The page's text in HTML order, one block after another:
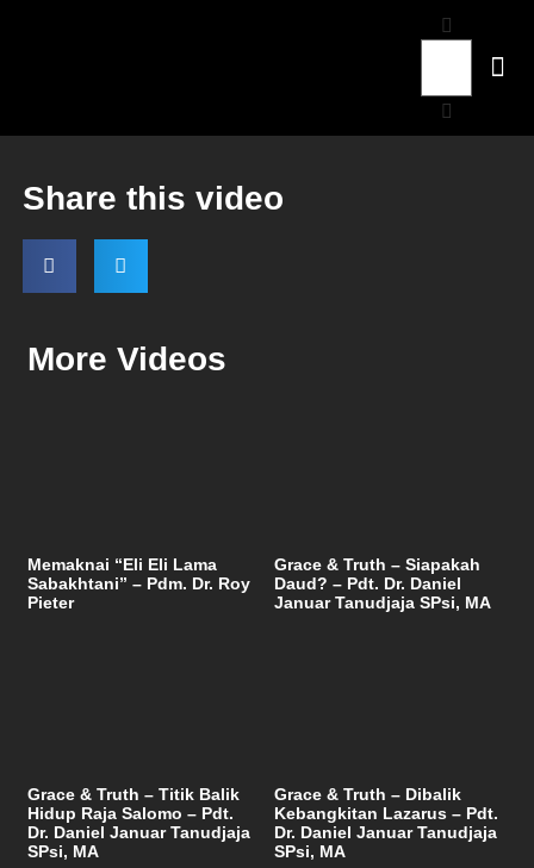
Share this video
More Videos
Memaknai “Eli Eli Lama
Sabakhtani” – Pdm. Dr. Roy
Pieter
Grace & Truth – Siapakah
Daud? – Pdt. Dr. Daniel
Januar Tanudjaja SPsi, MA
Grace & Truth – Titik Balik
Hidup Raja Salomo – Pdt.
Dr. Daniel Januar Tanudjaja
SPsi, MA
Grace & Truth – Dibalik
Kebangkitan Lazarus – Pdt.
Dr. Daniel Januar Tanudjaja
SPsi, MA